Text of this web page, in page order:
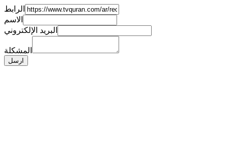
الرابط
الاسم
البريد الإلكتروني
المشكلة
ارسل